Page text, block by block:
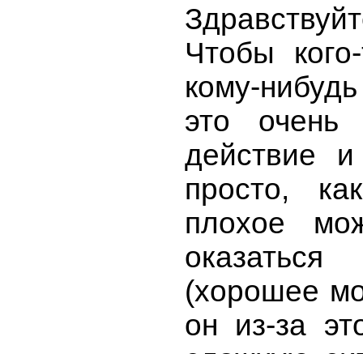
Чтобы
кому-
это
действие
просто,
плохое
(хорошее
он из-за